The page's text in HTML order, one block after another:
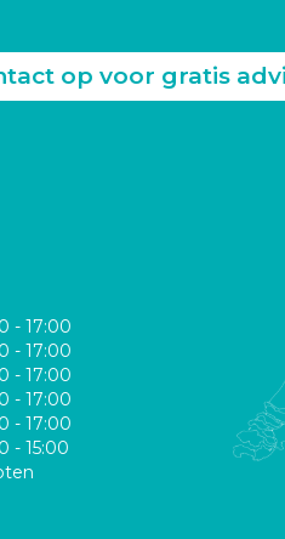
op voor gratis
- 17:00
- 17:00
- 17:00
- 17:00
- 17:00
- 15:00